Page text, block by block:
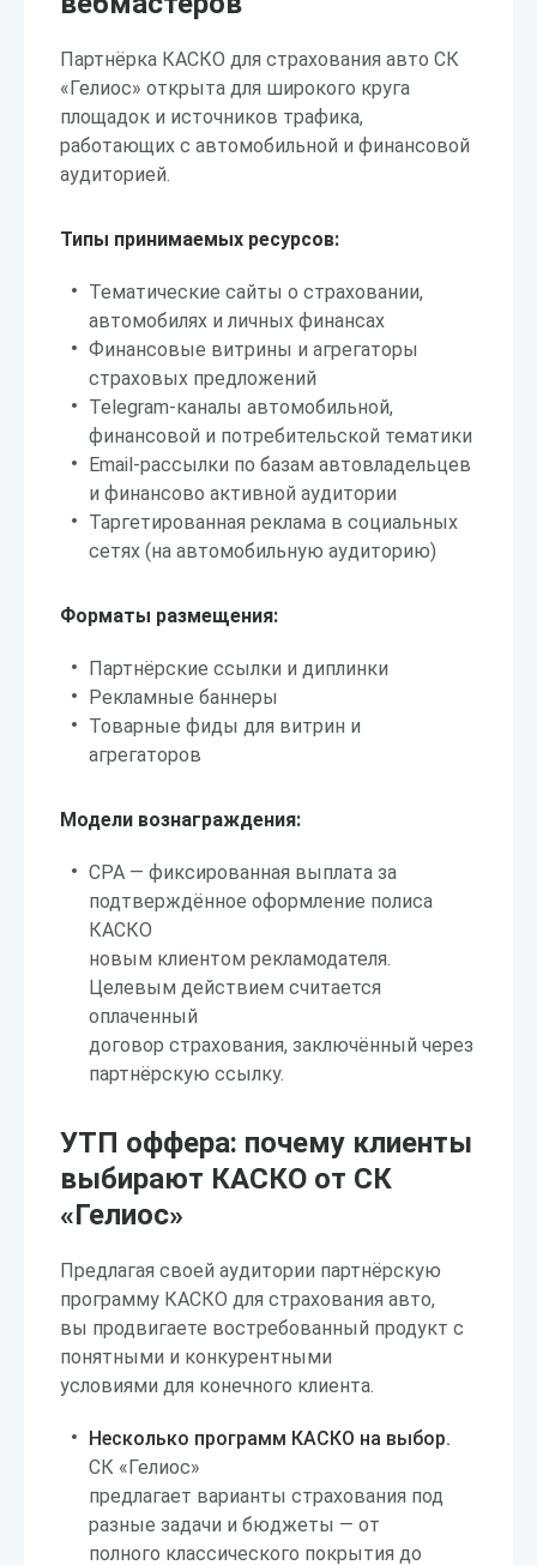
Партнёрка КАСКО для страхования авто СК
«Гелиос» открыта для широкого круга
площадок и источников трафика,
работающих с автомобильной и финансовой
аудиторией.
Типы принимаемых ресурсов:
Тематические сайты о страховании,
автомобилях и личных финансах
Финансовые витрины и агрегаторы
страховых предложений
Telegram-каналы автомобильной,
финансовой и потребительской тематики
Email-рассылки по базам автовладельцев
и финансово активной аудитории
Таргетированная реклама в социальных
сетях (на автомобильную аудиторию)
Форматы размещения:
Партнёрские ссылки и диплинки
Рекламные баннеры
Товарные фиды для витрин и
агрегаторов
Модели вознаграждения:
CPA — фиксированная выплата за
подтверждённое оформление полиса
КАСКО
новым клиентом рекламодателя.
Целевым действием считается
оплаченный
договор страхования, заключённый через
партнёрскую ссылку.
УТП оффера: почему клиенты
выбирают КАСКО от СК
«Гелиос»
Предлагая своей аудитории партнёрскую
программу КАСКО для страхования авто,
вы продвигаете востребованный продукт с
понятными и конкурентными
условиями для конечного клиента.
Несколько программ КАСКО на выбор.
СК «Гелиос»
предлагает варианты страхования под
разные задачи и бюджеты — от
полного классического покрытия до